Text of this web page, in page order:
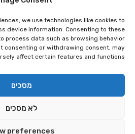
we use technologies like cookies to
device information. Consenting to these
process data such as browsing behavior
consenting or withdrawing consent, may
affect certain features and functions.
מסכים
לא מסכים
preferences